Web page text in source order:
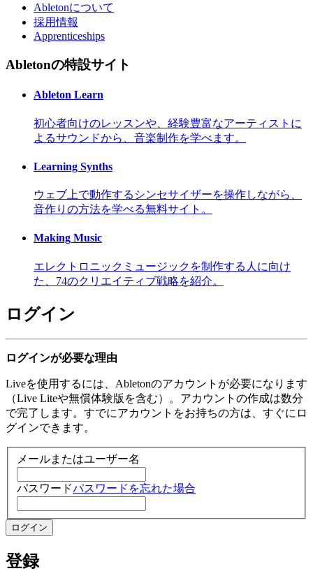
Abletonについて
採用情報
Apprenticeships
Abletonの特設サイト
Ableton Learn
初心者向けのレッスンや、経験豊富なアーティストに
よるサウンドから、音楽制作を学べます。
Learning Synths
ウェブ上で動作するシンセサイザーを操作しながら、
音作りの方法を学べる無料サイト。
Making Music
エレクトロニックミュージックを制作する人に向け
た、74のクリエイティブ戦略を紹介。
ログイン
ログインが必要な理由
Liveを使用するには、Abletonのアカウントが必要になります
（Live Liteや無償体験版を含む）。アカウントの作成は数分
で完了します。すでにアカウントをお持ちの方は、すぐにロ
グインできます。
メールまたはユーザー名
パスワードパスワードを忘れた場合
登録